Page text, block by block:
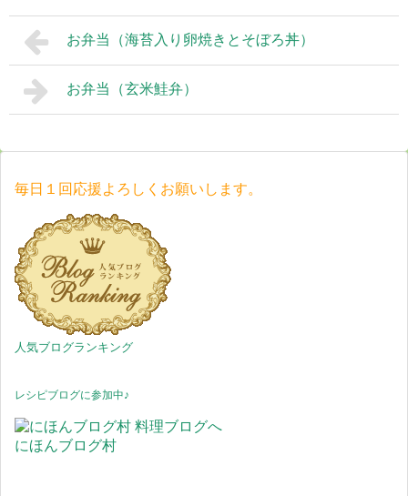
お弁当（海苔入り卵焼きとそぼろ丼）
お弁当（玄米鮭弁）
毎日１回応援よろしくお願いします。
人気ブログランキング
レシピブログに参加中♪
にほんブログ村